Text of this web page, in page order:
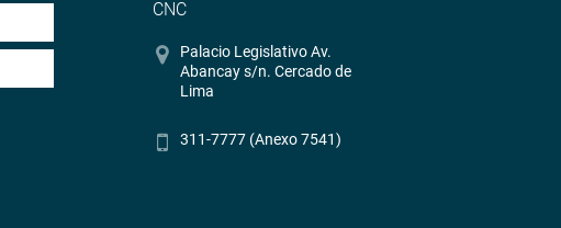
CNC
Palacio Legislativo Av.
Abancay s/n. Cercado de
Lima
311-7777 (Anexo 7541)